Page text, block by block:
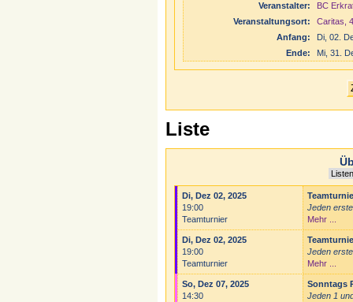
Veranstalter:
BC
Veranstaltungsort:
Caritas,
Anfang:
Di, 02.
Ende:
Mi, 31.
Liste
Di, Dez 02, 2025
19:00
Teamturnier
Jeden
Mehr ...
Di, Dez 02, 2025
19:00
Teamturnier
Jeden
Mehr ...
So, Dez 07, 2025
14:30
Sonntags
Jeden 1